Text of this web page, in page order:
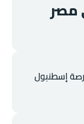
مصر